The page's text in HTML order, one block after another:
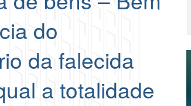
do
da falecida
a totalidade